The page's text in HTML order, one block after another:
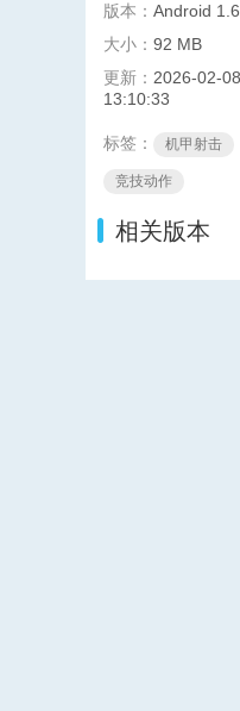
版本： Android 1.6
大小： 92 MB
更新： 2026-02-08
13:10:33
标签： 机甲射击
竞技动作
相关版本